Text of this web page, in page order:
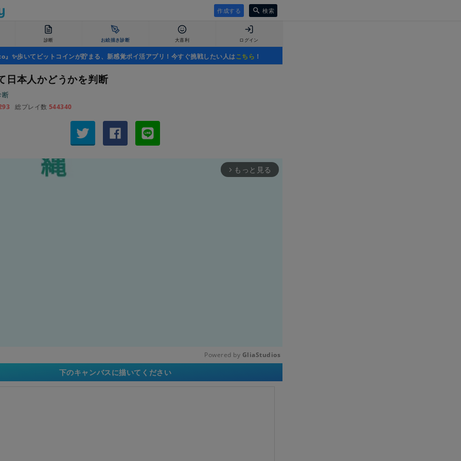
作成する 検索
診断 お絵描き診断 大喜利 ログイン
』✨歩いてビットコインが貯まる、新感覚ポイ活アプリ！今すぐ挑戦したい人はこちら ！
日本人かどうかを判断
断
総プレイ数 544340
arrow_forward_ios もっと見る
Mute
Powered by GliaStudios
下のキャンバスに描いてください